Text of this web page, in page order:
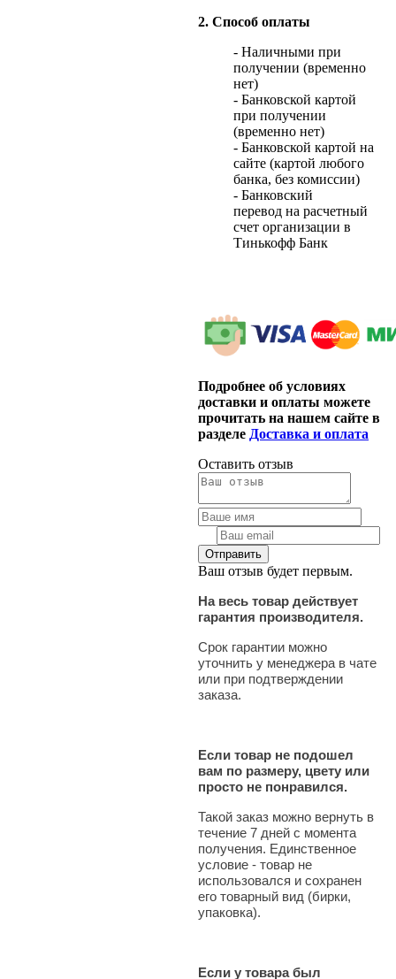
2. Способ оплаты
- Наличными при
получении (временно
нет)
- Банковской картой
при получении
(временно нет)
- Банковской картой на
сайте (картой любого
банка, без комиссии)
- Банковский
перевод на расчетный
счет организации в
Тинькофф Банк
Подробнее об условиях
доставки и оплаты можете
прочитать на нашем сайте в
разделе Доставка и оплата
Оставить отзыв
Ваш отзыв будет первым.
На весь товар действует
гарантия производителя.
Срок гарантии можно
уточнить у менеджера в чате
или при подтверждении
заказа.
Если товар не подошел
вам по размеру, цвету или
просто не понравился.
Такой заказ можно вернуть в
течение 7 дней с момента
получения. Единственное
условие - товар не
использовался и сохранен
его товарный вид (бирки,
упаковка).
Если у товара был